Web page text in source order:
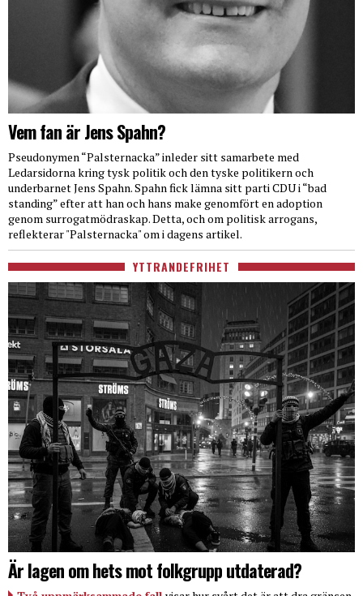
Vem fan är Jens Spahn?
Pseudonymen “Palsternacka” inleder sitt samarbete med
Ledarsidorna kring tysk politik och den tyske politikern och
underbarnet Jens Spahn. Spahn fick lämna sitt parti CDU i “bad
standing” efter att han och hans make genomfört en adoption
genom surrogatmödraskap. Detta, och om politisk arrogans,
reflekterar "Palsternacka" om i dagens artikel.
YTTRANDEFRIHET
Är lagen om hets mot folkgrupp utdaterad?